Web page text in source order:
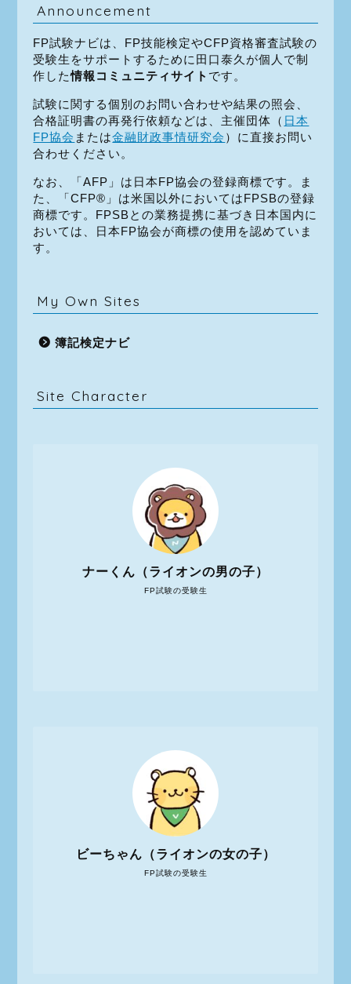
Announcement
FP試験ナビは、FP技能検定やCFP資格審査試験の
受験生をサポートするために田口泰久が個人で制
作した情報コミュニティサイト です。
試験に関する個別のお問い合わせや結果の照会、
合格証明書の再発行依頼などは、主催団体（ 日本
FP協会 または金融財政事情研究会 ）に直接お問い
合わせください。
なお、「AFP」は日本FP協会の登録商標です。ま
た、「CFP®」は米国以外においてはFPSBの登録
商標です。FPSBとの業務提携に基づき日本国内に
おいては、日本FP協会が商標の使用を認めていま
す。
My Own Sites
簿記検定ナビ
Site Character
FP試験の受験生
ナーくん（ライオンの男の子）
FP試験の受験生
ビーちゃん（ライオンの女の子）